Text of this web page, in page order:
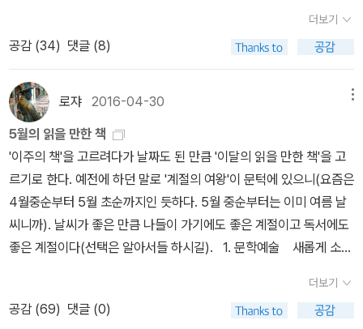
의 알’이라고 할 수 있다. 특히 매개 도구를 통해 실험을 설계하고 해
석하는 갈릴레오의 전통은 더 나은 도구와 장치로 관찰과 실험의 영
도달하는 과학의 진보를 이끌었다. 갈릴레오의 위대한 유산은 『새로
운 두 과학』이 출간된 지 400년이 지난 오늘날에도 과학이 미답의
경계를 허물고 지식의 지평을 넓히는 데 기여하고 있다.
를 옮긴 그는 거기서 18년 동안 수학과 천문학을 강의하면서 물리학
연구에 온전히 매진할 수 있었다. 갈릴레오의 삶을 획기적으로 뒤바
꾼 사건은 파도바 대학으로 옮긴지 18년째 되던 해인 1609년에 일어
났다. 1600년대 초부터 네덜란드의 안경 제작자들이 발명한 망원경
을 손에 넣은 그는 무려 30배나 성능이 확대된 망원경을 손수 제작하
는데 성공한다. 이 망원경을 통해 갈릴레오는 말 그대로 인류 최초로
우주를 자세히 들여다보기 시작했다. 그는 그 이전에 태어난 사람은
그 누구도 상상하지 못했던 엄청난 광경들을 생생히 목격하게 된다.
갈릴레오는 이 놀라운 발견들을 정리해서 1610년에 『별들의 소식』이
라는 책으로 출판했다. 유럽의 지식계는 발칵 뒤집어졌다. 2,000년
가까이 금과옥조처럼 여겨왔던 아리스토텔레스의 이론과는 모든 게
어긋나기 때문이었다. 갈릴레오의 책은 불티나게 팔렸으며, 천문학자
다. - 태양의 흑점 갈릴레오는 태양의 흑점들을 관찰한 결과들에 대
보면서 우주의 구조에 대해 생각할 수 있다. * 오정근 《중력
파, 아인슈타인의 마지막 선물》 (동아시아, 2016) 중력파의 실체를
규명하는 연구는 아인슈타인이 남긴 큰 숙제였다. 중력파는 아인슈타
인의 일반상대성이론이 맞는지 아닌지를 판가름할 수 있는 아주 중요
한 단서다. 아인슈타인의 일반상대성이론에 따르면 빛조차도 빠져나
갈 수 없을 정도로 밀도가 높은 블랙홀들이 충돌할 때 중력파가 방출
된다. 이때 우주의 시공간이 연못의 물결처럼 일렁이는 현상이 일어
난다. 즉 중력파는 중력과 관련된 파동이다. 그런데 중력은 세상에 존
재하는 네 가지 힘(강력, 약력, 전자기력, 중력) 중에서 가장 약하다. 1
916년에 아인슈타인이 중력파의 존재를 예견한 이후로 100년 동안
중력파가 검출되지 않았다. 이 긴 세월 동안 세계 각국의 과학자들은
최첨단 실험 장비를 총동원하여 중력파 검출을 위해 노력했다. 결국,
올해 노벨물리학상은 중력파 검출에 결정적인 공헌을 한 세 명의 과
더보기
공감 (34) 댓글 (8)
로쟈 2016-04-30
5월의 읽을 만한 책
'이주의 책'을 고르려다가 날짜도 된 만큼 '이달의 읽을 만한 책'을 고
르기로 한다. 예전에 하던 말로 '계절의 여왕'이 문턱에 있으니(요즘은
4월중순부터 5월 초순까지인 듯하다. 5월 중순부터는 이미 여름 날
씨니까). 날씨가 좋은 만큼 나들이 가기에도 좋은 계절이고 독서에도
좋은 계절이다(선택은 알아서들 하시길). 1. 문학예술 새롭게 소개
의 <대심문관의 비망록>(봄날의책, 016), 이탈리아 작가 나탈리아
긴츠부르그의 <가족어 사전>(돌베개, 2016), 이스라엘 작가 다비드
더보기
공감 (69) 댓글 (0)